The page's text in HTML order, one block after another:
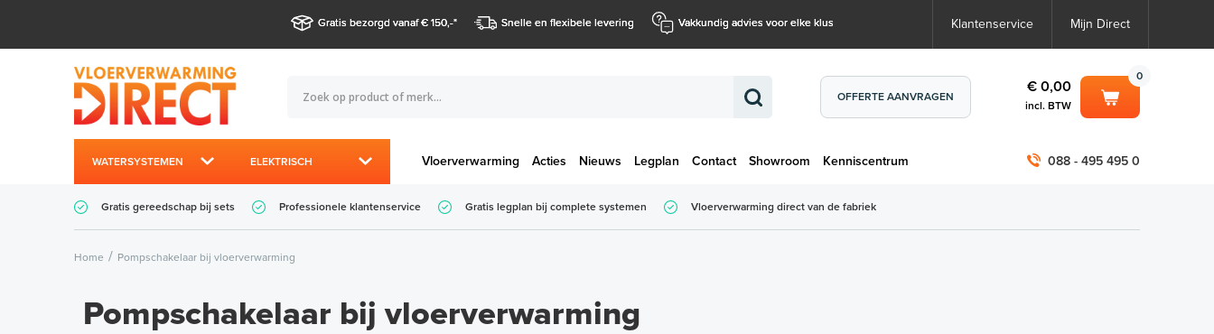
Gratis bezorgd vanaf € 150,-* Snelle en flexibele levering Vakkundig advies voor elke klus Klantenservice Mijn Direct
OFFERTE AANVRAGEN
0
€ 0,00
incl. BTW
WATERSYSTEMEN ELEKTRISCH Vloerverwarming Acties Nieuws Legplan Contact Showroom Kenniscentrum
€ 0,00 088 - 495 495 0
Gratis gereedschap bij sets Professionele klantenservice Gratis legplan bij complete systemen Vloerverwarming direct van de fabriek
Home Pompschakelaar bij vloerverwarming
Pompschakelaar bij vloerverwarming